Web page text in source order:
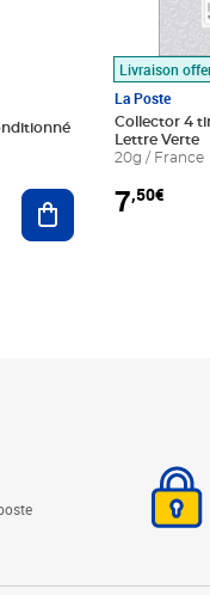
Ajouter au panier
Livraison
La Poste
Collector 4
Lettre Verte
20g / France
7,50€